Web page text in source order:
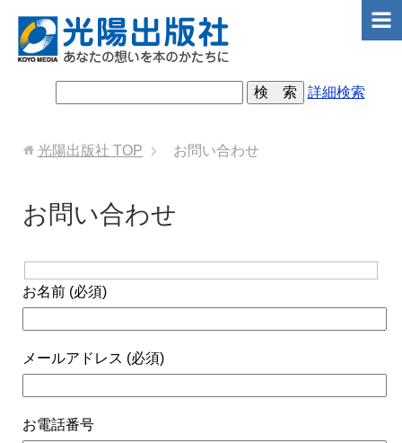
詳細検索
光陽出版社 TOP お問い合わせ
お問い合わせ
お名前 (必須)
メールアドレス (必須)
お電話番号